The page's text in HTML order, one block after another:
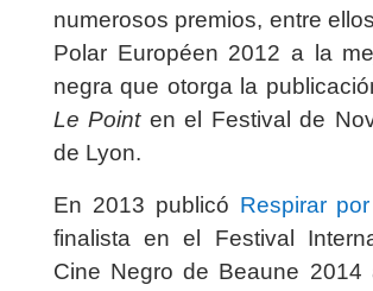
numerosos premios, entre
Polar Européen 2012 a la
negra que otorga la
Le Pointen el Festival de
de Lyon.
En 2013 publicó Respirar
finalista en el Festival
Cine Negro de Beaune 2014